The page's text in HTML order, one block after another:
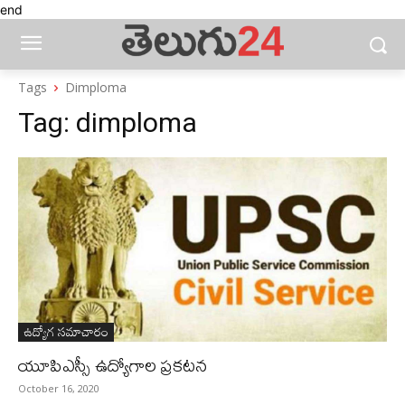
end
Tags Dimploma
Tag: dimploma
ఉద్యోగ సమాచారం
యూపిఎస్సీ ఉద్యోగాల ప్రకటన
October 16, 2020